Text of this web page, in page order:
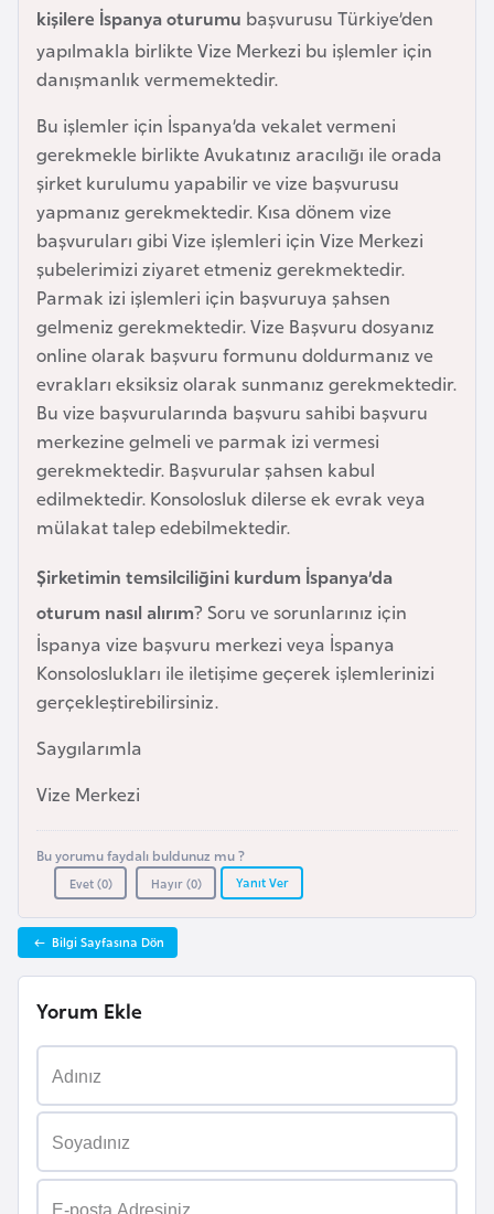
kişilere İspanya oturumu başvurusu Türkiye’den
yapılmakla birlikte Vize Merkezi bu işlemler için
danışmanlık vermemektedir.
Bu işlemler için İspanya’da vekalet vermeni
gerekmekle birlikte Avukatınız aracılığı ile orada
şirket kurulumu yapabilir ve vize başvurusu
yapmanız gerekmektedir. Kısa dönem vize
başvuruları gibi Vize işlemleri için Vize Merkezi
şubelerimizi ziyaret etmeniz gerekmektedir.
Parmak izi işlemleri için başvuruya şahsen
gelmeniz gerekmektedir. Vize Başvuru dosyanız
online olarak başvuru formunu doldurmanız ve
evrakları eksiksiz olarak sunmanız gerekmektedir.
Bu vize başvurularında başvuru sahibi başvuru
merkezine gelmeli ve parmak izi vermesi
gerekmektedir. Başvurular şahsen kabul
edilmektedir. Konsolosluk dilerse ek evrak veya
mülakat talep edebilmektedir.
Şirketimin temsilciliğini kurdum İspanya’da
oturum nasıl alırım? Soru ve sorunlarınız için
İspanya vize başvuru merkezi veya İspanya
Konsoloslukları ile iletişime geçerek işlemlerinizi
gerçekleştirebilirsiniz.
Saygılarımla
Vize Merkezi
Bu yorumu faydalı buldunuz mu ?
Evet (0) Hayır (0) Yanıt Ver
Bilgi Sayfasına Dön
Yorum Ekle
a
d
e
B
e
l
a
r
u
s
B
ç
a
B
e
n
n
o
a
H
r
s
k
B